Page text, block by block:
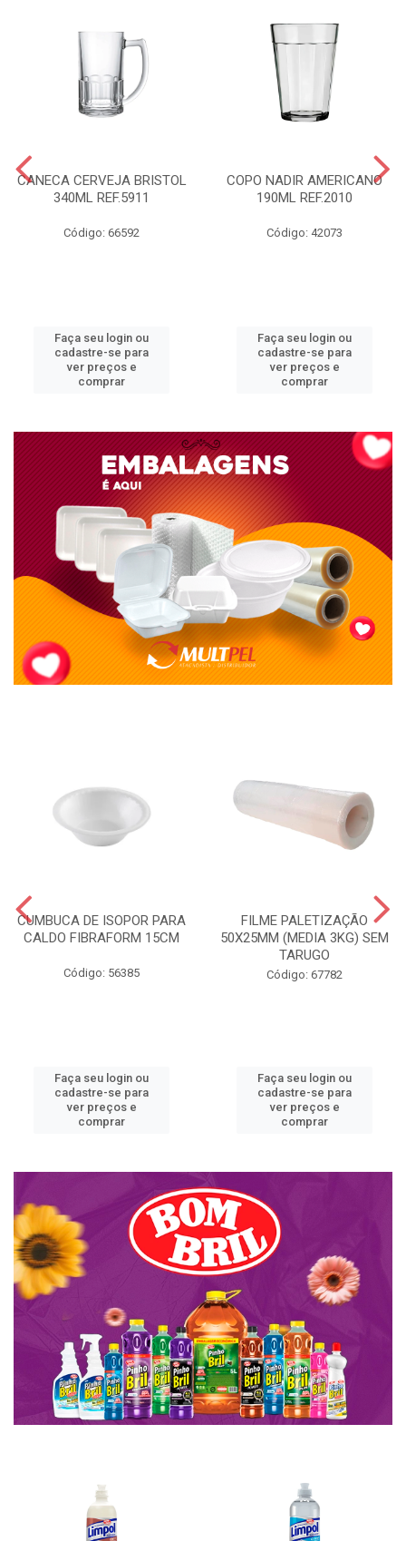
CANECA CERVEJA BRISTOL
340ML REF.5911
Código: 66592
Faça seu login ou
cadastre-se para
ver preços e
comprar
COPO NADIR AMERICANO
190ML REF.2010
Código: 42073
Faça seu login ou
cadastre-se para
ver preços e
comprar
CUMBUCA DE ISOPOR PARA
CALDO FIBRAFORM 15CM
Código: 56385
Faça seu login ou
cadastre-se para
ver preços e
comprar
FILME PALETIZAÇÃO
50X25MM (MEDIA 3KG) SEM
TARUGO
Código: 67782
Faça seu login ou
cadastre-se para
ver preços e
comprar